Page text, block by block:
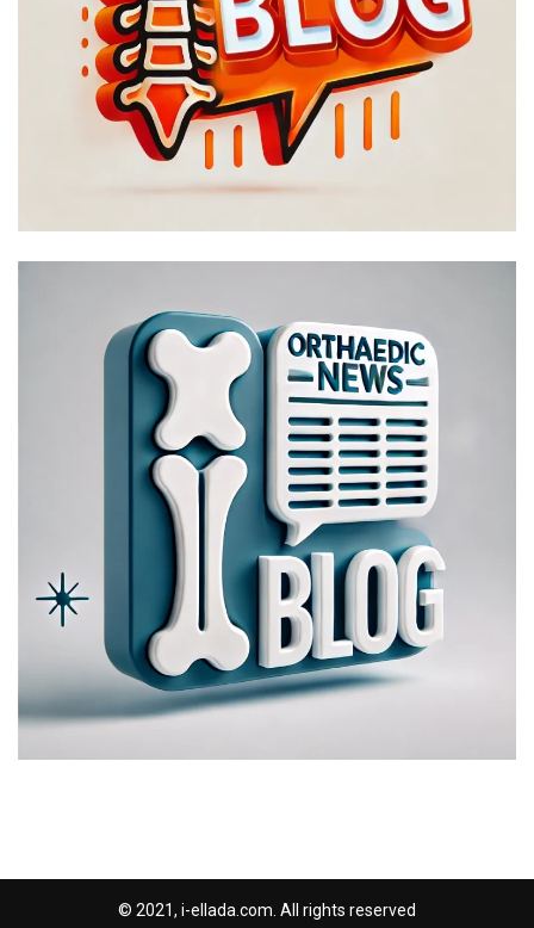
© 2021, i-ellada.com. All rights reserved